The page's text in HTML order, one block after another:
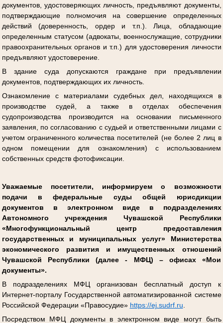
документов, удостоверяющих личность, предъявляют документы,
подтверждающие полномочия на совершение определенных
действий (доверенность, ордер и т.п.). Лица, обладающие
определенным статусом (адвокаты, военнослужащие, сотрудники
правоохранительных органов и т.п.) для удостоверения личности
предъявляют удостоверение.
В здание суда допускаются граждане при предъявлении
документов, подтверждающих их личность.
Ознакомление с материалами судебных дел, находящихся в
производстве судей, а также в отделах обеспечения
судопроизводства производится на основании письменного
заявления, по согласованию с судьей и ответственными лицами с
учетом ограниченного количества посетителей (не более 2 лиц в
одном помещении для ознакомления) с использованием
собственных средств фотофиксации.
Уважаемые посетители, информируем о возможности
подачи в федеральные суды общей юрисдикции
документов в электронном виде в подразделениях
Автономного учреждения Чувашской Республики
«Многофункциональный центр предоставления
государственных и муниципальных услуг» Министерства
экономического развития и имущественных отношений
Чувашской Республики (далее - МФЦ) – офисах «Мои
документы».
В подразделениях МФЦ организован бесплатный доступ к
Интернет-порталу Государственной автоматизированной системе
Российской Федерации «Правосудие» https://ej.sudrf.ru
Посредством МФЦ документы в электронном виде могут быть